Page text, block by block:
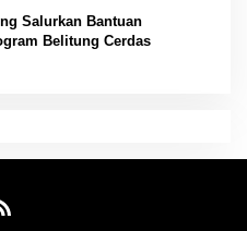
Salurkan Bantuan
Belitung Cerdas